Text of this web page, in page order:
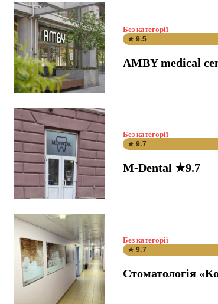
Без категорії
★ 9.5
AMBY medical
Без категорії
★ 9.7
M-Dental ★9.7
Без категорії
★ 9.7
Стоматологія